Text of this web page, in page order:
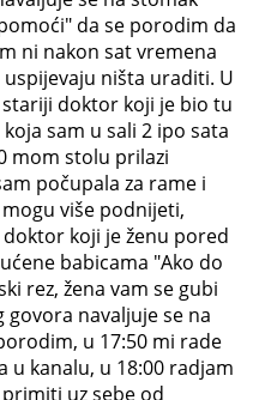
da se porodim da
ni nakon sat vremena
ništa uraditi. U
stariji doktor koji je bio tu
sam u sali 2 ipo sata
mom stolu prilazi
počupala za rame i
više podnijeti,
koji je ženu pored
babicama "Ako do
rez, žena vam se gubi
navaljuje se na
u 17:50 mi rade
u kanalu, u 18:00 radjam
uz sebe od